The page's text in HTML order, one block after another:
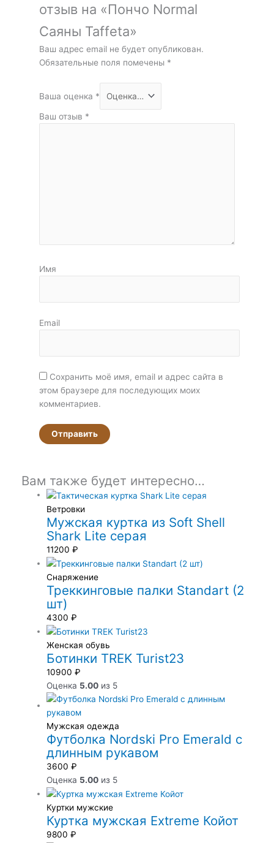
отзыв на «Пончо Normal
Саяны Taffeta»
Ваш адрес email не будет опубликован.
Обязательные поля помечены *
Ваша оценка *
Ваш отзыв *
Имя
Email
Сохранить моё имя, email и адрес сайта в
этом браузере для последующих моих
комментариев.
Вам также будет интересно…
Ветровки
Мужская куртка из Soft Shell
Shark Lite серая
11200 ₽
Снаряжение
Треккинговые палки Standart (2
шт)
4300 ₽
Женская обувь
Ботинки TREK Turist23
10900 ₽
Оценка 5.00из 5
Мужская одежда
Футболка Nordski Pro Emerald с
длинным рукавом
3600 ₽
Оценка 5.00из 5
Куртки мужские
Куртка мужская Extreme Койот
9800 ₽